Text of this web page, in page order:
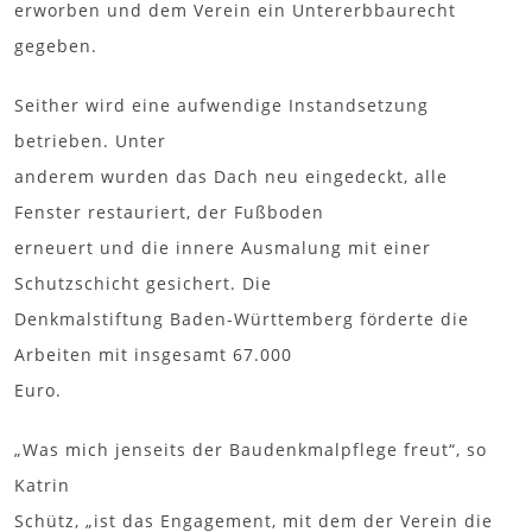
erworben und dem Verein ein Untererbbaurecht
gegeben.
Seither wird eine aufwendige Instandsetzung
betrieben. Unter
anderem wurden das Dach neu eingedeckt, alle
Fenster restauriert, der Fußboden
erneuert und die innere Ausmalung mit einer
Schutzschicht gesichert. Die
Denkmalstiftung Baden-Württemberg förderte die
Arbeiten mit insgesamt 67.000
Euro.
„Was mich jenseits der Baudenkmalpflege freut“, so
Katrin
Schütz, „ist das Engagement, mit dem der Verein die